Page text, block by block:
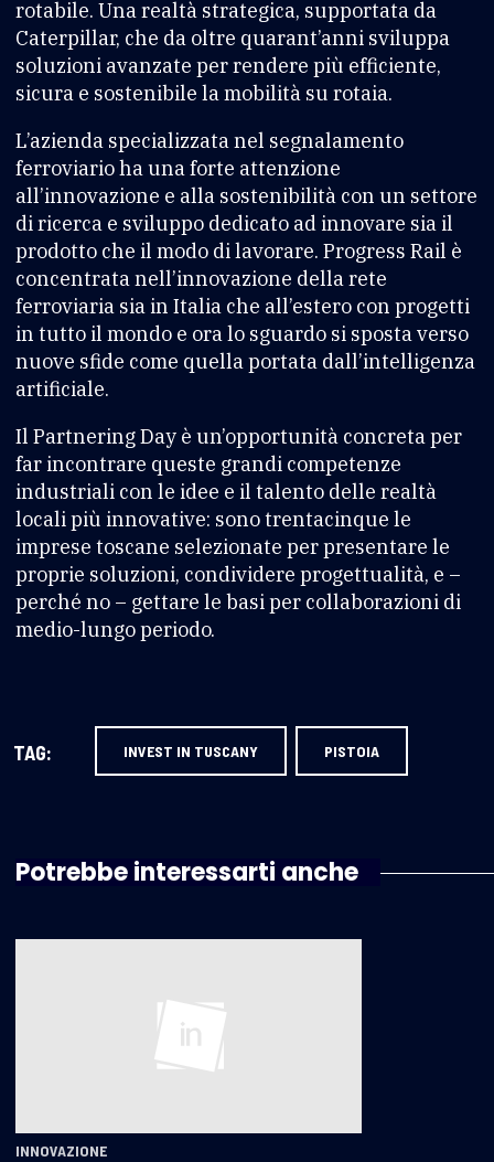
rotabile. Una realtà strategica, supportata da
Caterpillar, che da oltre quarant’anni sviluppa
soluzioni avanzate per rendere più efficiente,
sicura e sostenibile la mobilità su rotaia.
L’azienda specializzata nel segnalamento
ferroviario ha una forte attenzione
all’innovazione e alla sostenibilità con un settore
di ricerca e sviluppo dedicato ad innovare sia il
prodotto che il modo di lavorare. Progress Rail è
concentrata nell’innovazione della rete
ferroviaria sia in Italia che all’estero con progetti
in tutto il mondo e ora lo sguardo si sposta verso
nuove sfide come quella portata dall’intelligenza
artificiale.
Il Partnering Day è un’opportunità concreta per
far incontrare queste grandi competenze
industriali con le idee e il talento delle realtà
locali più innovative: sono trentacinque le
imprese toscane selezionate per presentare le
proprie soluzioni, condividere progettualità, e –
perché no – gettare le basi per collaborazioni di
medio-lungo periodo.
TAG: INVEST IN TUSCANY PISTOIA
Potrebbe interessarti anche
INNOVAZIONE